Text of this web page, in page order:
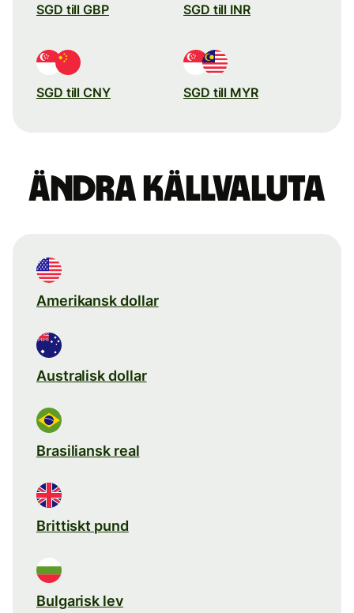
SGD till GBP SGD till INR
SGD till CNY SGD till MYR
Ändra källvaluta
Amerikansk dollar
Australisk dollar
Brasiliansk real
Brittiskt pund
Bulgarisk lev